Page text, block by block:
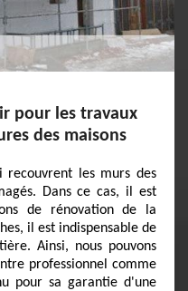
pour les travaux
des maisons
recouvrent les murs des
Dans ce cas, il est
de rénovation de la
il est indispensable de
Ainsi, nous pouvons
professionnel comme
pour sa garantie d'une